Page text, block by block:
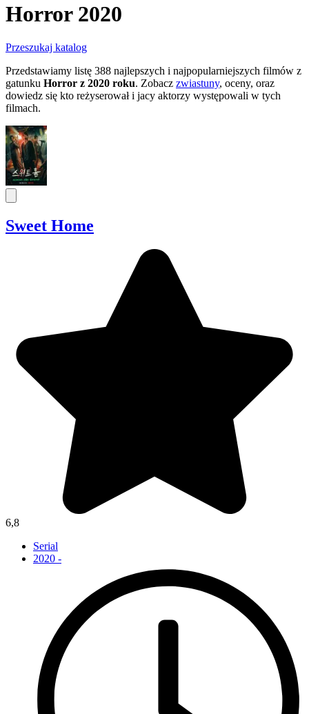
Horror 2020
Przeszukaj katalog
Przedstawiamy listę 388 najlepszych i najpopularniejszych filmów z
gatunku Horror z 2020 roku. Zobacz zwiastuny, oceny, oraz
dowiedz się kto reżyserował i jacy aktorzy występowali w tych
filmach.
Sweet Home
6,8
Serial
2020 -